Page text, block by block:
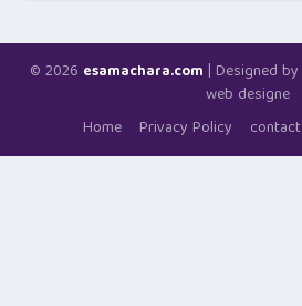
© 2026 esamachara.com | Designed by
web designe
Home
Privacy Policy contact